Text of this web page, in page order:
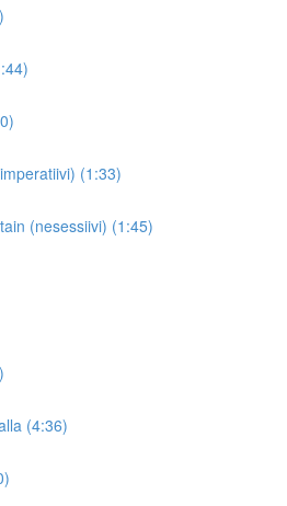
(1:33)
(nesessiivi) (1:45)
(4:36)